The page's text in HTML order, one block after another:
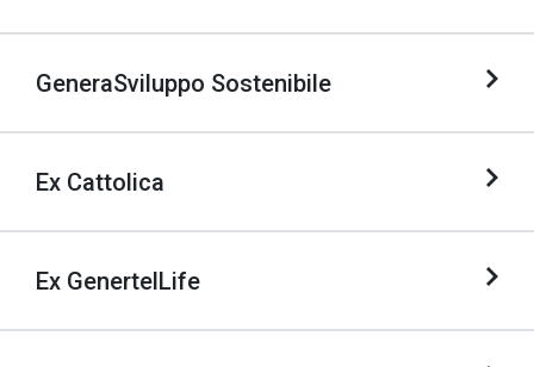
GeneraSviluppo Sostenibile
Ex Cattolica
Ex GenertelLife